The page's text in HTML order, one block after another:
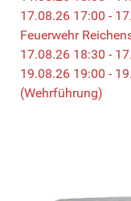
17.08.26 17:00 -
Feuerwehr
17.08.26 18:30 -
19.08.26 19:00 -
(Wehrführung)